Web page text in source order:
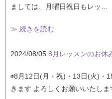
ましては、月曜日祝日もレッ…
≫ 続きを読む
2024/08/05 8月レッスンのお休
◉8月12日(月・祝)・13日(火)・
きます よろしくお願いいたしま